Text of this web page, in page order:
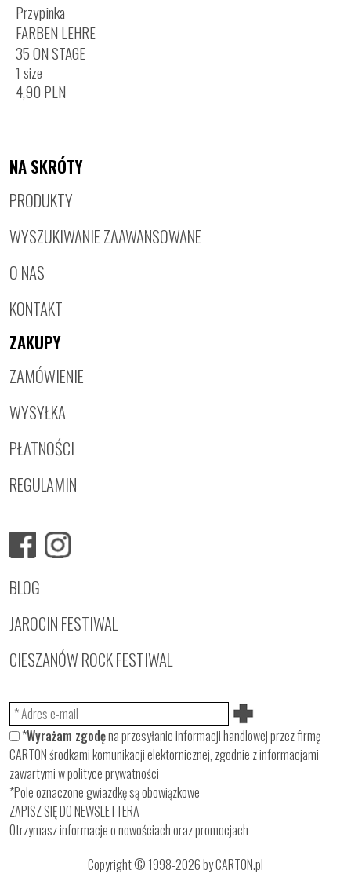
Przypinka
FARBEN LEHRE
35 ON STAGE
1 size
4,90 PLN
NA SKRÓTY
PRODUKTY
WYSZUKIWANIE ZAAWANSOWANE
O NAS
KONTAKT
ZAKUPY
ZAMÓWIENIE
WYSYŁKA
PŁATNOŚCI
REGULAMIN
BLOG
JAROCIN FESTIWAL
CIESZANÓW ROCK FESTIWAL
*Wyrażam zgodęna przesyłanie informacji handlowej przez firmę
CARTON środkami komunikacji elektornicznej, zgodnie z informacjami
zawartymi wpolityce prywatności
*Pole oznaczone gwiazdkę są obowiązkowe
ZAPISZ SIĘ DO NEWSLETTERA
Otrzymasz informacje o nowościach oraz promocjach
Copyright © 1998-2026 by CARTON.pl